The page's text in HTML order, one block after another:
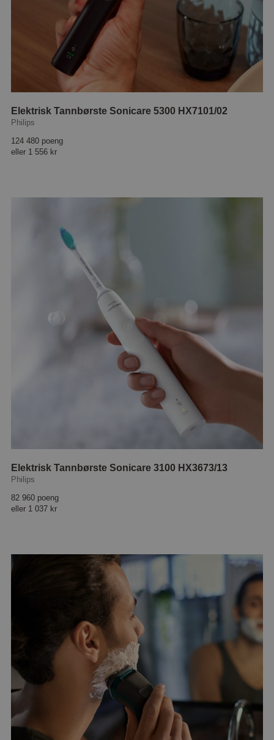
Elektrisk Tannbørste Sonicare 5300 HX7101/02
Philips
124 480 poeng
eller 1 556 kr
Elektrisk Tannbørste Sonicare 3100 HX3673/13
Philips
82 960 poeng
eller 1 037 kr